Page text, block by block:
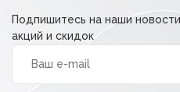
Подпишитесь на наши
акций и скидок